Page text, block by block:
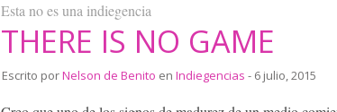
Esta no es una indiegencia
THERE IS NO GAME
Escrito porNelson de Benito en Indiegencias - 6 julio, 2015